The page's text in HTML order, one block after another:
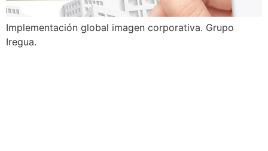
Implementación global imagen corporativa. Grupo
Iregua.